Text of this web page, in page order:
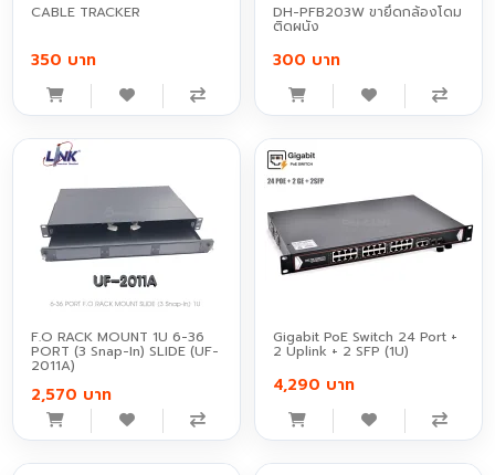
CABLE TRACKER
350 บาท
DH-PFB203W ขายึดกล้องโดม
ติดผนัง
300 บาท
F.O RACK MOUNT 1U 6-36
PORT (3 Snap-In) SLIDE (UF-
2011A)
2,570 บาท
Gigabit PoE Switch 24 Port +
2 Uplink + 2 SFP (1U)
4,290 บาท